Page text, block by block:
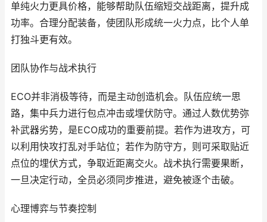
单纯火力更具价格，能够帮助队伍缩短交战距离，提升成
功率。合理分配装备，使团队形成统一火力点，比个人单
打独斗更有效。
团队协作与战术执行
ECO并非消极等待，而是主动创造机会。队伍应统一思
路，集中兵力进行包点冲击或埋伏防守。通过人数优势弥
补武器劣势，是ECO成功的重要前提。若作为进攻方，可
以利用快攻打乱对手站位；若作为防守方，则可采取贴近
点位的埋伏方式，争取近距离交火。战术执行需要果断，
一旦决定行动，全员必须同步推进，避免被逐个击破。
心理博弈与节奏控制